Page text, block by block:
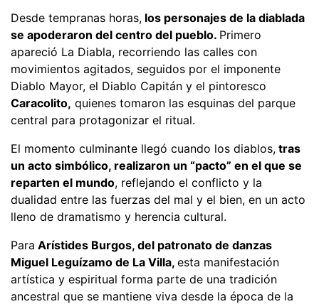
Desde tempranas horas, los personajes de la diablada
se apoderaron del centro del pueblo. Primero
apareció La Diabla, recorriendo las calles con
movimientos agitados, seguidos por el imponente
Diablo Mayor, el Diablo Capitán y el pintoresco
Caracolito, quienes tomaron las esquinas del parque
central para protagonizar el ritual.
El momento culminante llegó cuando los diablos, tras
un acto simbólico, realizaron un “pacto” en el que se
reparten el mundo, reflejando el conflicto y la
dualidad entre las fuerzas del mal y el bien, en un acto
lleno de dramatismo y herencia cultural.
Para Arístides Burgos, del patronato de danzas
Miguel Leguízamo de La Villa, esta manifestación
artística y espiritual forma parte de una tradición
ancestral que se mantiene viva desde la época de la